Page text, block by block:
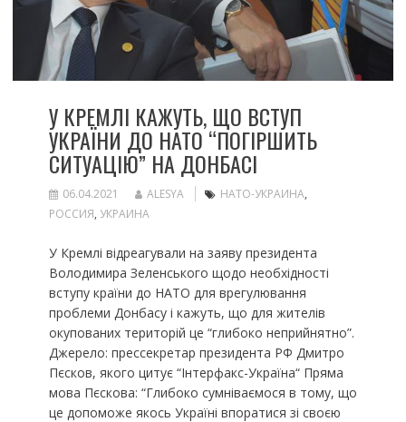
У КРЕМЛІ КАЖУТЬ, ЩО ВСТУП
УКРАЇНИ ДО НАТО “ПОГІРШИТЬ
СИТУАЦІЮ” НА ДОНБАСІ
06.04.2021 ALESYA НАТО-УКРАИНА,
РОССИЯ, УКРАИНА
У Кремлі відреагували на заяву президента
Володимира Зеленського щодо необхідності
вступу країни до НАТО для врегулювання
проблеми Донбасу і кажуть, що для жителів
окупованих територій це “глибоко неприйнятно”.
Джерело: прессекретар президента РФ Дмитро
Пєсков, якого цитує “Інтерфакс-Україна“ Пряма
мова Пєскова: “Глибоко сумніваємося в тому, що
це допоможе якось Україні впоратися зі своєю